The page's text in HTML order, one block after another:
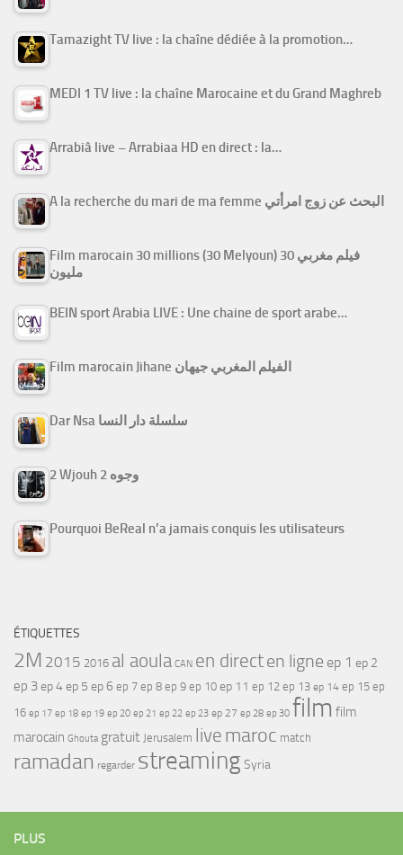
Tamazight TV live : la chaîne dédiée à la promotion…
MEDI 1 TV live : la chaîne Marocaine et du Grand Maghreb
Arrabiâ live – Arrabiaa HD en direct : la…
A la recherche du mari de ma femme البحث عن زوج امرأتي
Film marocain 30 millions (30 Melyoun) فيلم مغربي 30
مليون
BEIN sport Arabia LIVE : Une chaine de sport arabe…
Film marocain Jihane الفيلم المغربي جيهان
Dar Nsa سلسلة دار النسا
2 Wjouh 2 وجوه
Pourquoi BeReal n’a jamais conquis les utilisateurs
ÉTIQUETTES
2M 2015 2016 al aoula CAN en directen ligne ep 1 ep 2
ep 3ep 4ep 5 ep 6 ep 7 ep 8 ep 9 ep 10 ep 11 ep 12 ep 13 ep 14 ep 15 ep
16 ep 17 ep 18 ep 19 ep 20 ep 21 ep 22 ep 23 ep 27 ep 28 ep 30 film film
marocain Ghouta gratuit Jerusalem live maroc match
ramadan regarder streamingSyria
PLUS